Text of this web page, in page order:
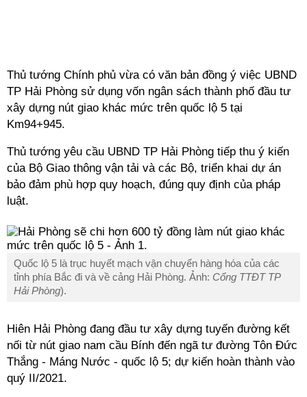
Thủ tướng Chính phủ vừa có văn bản đồng ý việc UBND
TP Hải Phòng sử dụng vốn ngân sách thành phố đầu tư
xây dựng nút giao khác mức trên quốc lộ 5 tại
Km94+945.
Thủ tướng yêu cầu UBND TP Hải Phòng tiếp thu ý kiến
của Bộ Giao thông vận tải và các Bộ, triển khai dự án
bảo đảm phù hợp quy hoạch, đúng quy định của pháp
luật.
Quốc lộ 5 là trục huyết mạch vận chuyển hàng hóa của các
tỉnh phía Bắc đi và về cảng Hải Phòng. Ảnh: Cổng TTĐT TP
Hải Phòng).
Hiên Hải Phòng đang đầu tư xây dựng tuyến đường kết
nối từ nút giao nam cầu Bính đến ngã tư đường Tôn Đức
Thắng - Máng Nước - quốc lộ 5; dự kiến hoàn thành vào
quý II/2021.